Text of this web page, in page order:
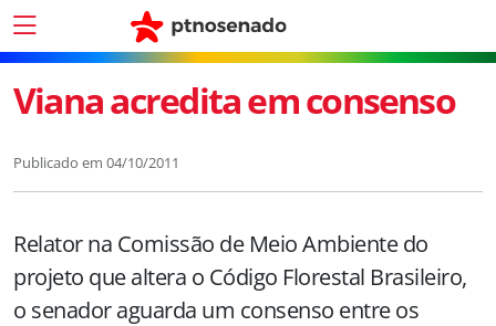
Viana acredita em consenso
Publicado em 04/10/2011
Relator na Comissão de Meio Ambiente do
projeto que altera o Código Florestal Brasileiro,
o senador aguarda um consenso entre os